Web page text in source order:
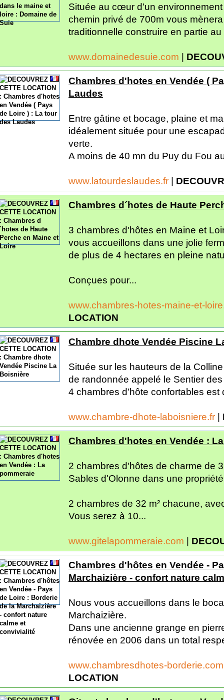
Située au cœur d'un
chemin privé de 700m vous
traditionnelle construire en partie
www.domainedesuie.com |
Chambres d'hotes en Vendée (
Laudes
Entre gâtine et bocage, plaine et
idéalement située pour une
verte.
A moins de 40 mn du Puy du Fou
www.latourdeslaudes.fr |
Chambres d´hotes de Haute
3 chambres d'hôtes en Maine et
vous accueillons dans une jolie
de plus de 4 hectares en pleine
Conçues pour...
www.chambres-hotes-maine-et-
LOCATION
Chambre dhote Vendée Piscine
Située sur les hauteurs de la
de randonnée appelé le Sentier
4 chambres d'hôte confortables est
www.chambre-dhote-laboisniere.fr |
Chambres d'hotes en Vendée :
2 chambres d'hôtes de charme de
Sables d'Olonne dans une
2 chambres de 32 m² chacune,
Vous serez à 10...
www.gitelapommeraie.com |
Chambres d'hôtes en Vendée -
Marchaizière - confort nature
Nous vous accueillons dans le
Marchaizière.
Dans une ancienne grange en
rénovée en 2006 dans un total
www.chambresdhotes-
LOCATION